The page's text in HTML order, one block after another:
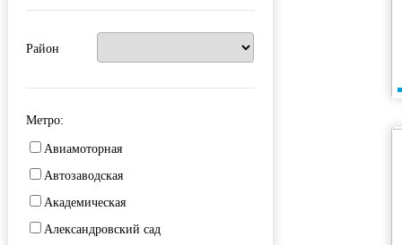
Район
Метро:
Авиамоторная
Автозаводская
Академическая
Александровский сад